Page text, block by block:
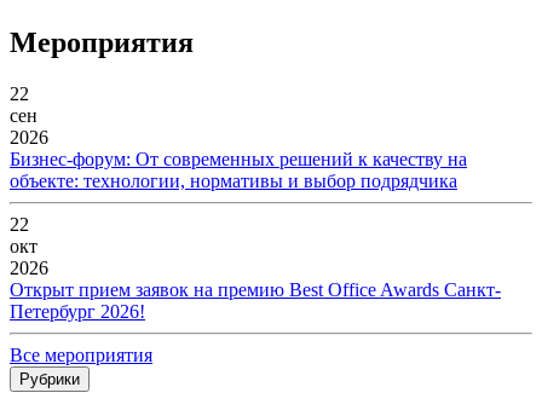
Мероприятия
22
сен
2026
Бизнес-форум: От современных решений к качеству на
объекте: технологии, нормативы и выбор подрядчика
22
окт
2026
Открыт прием заявок на премию Best Office Awards Санкт-
Петербург 2026!
Все мероприятия
Рубрики